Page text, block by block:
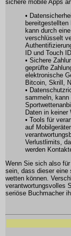
sichere mobile Apps
•
kann durch
verschlüsselt
ID und Touch
• Sichere
geprüfte
elektronische
Bitcoin, Skrill,
•
sammeln, kann
Daten in keiner
• Tools für
auf
Verlustlimits,
werden
Wenn Sie sich also
sein, dass dieser eine
wetten können.
verantwortungsvolles
seriöse Buchmacher